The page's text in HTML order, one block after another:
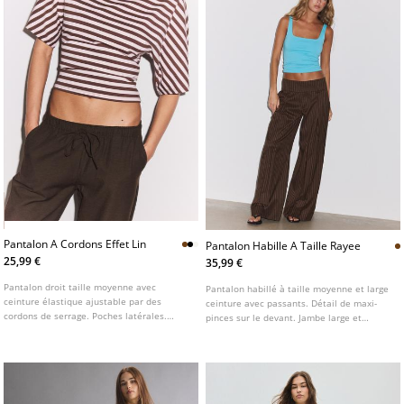
Pantalon A Cordons Effet Lin
25,99 €
Pantalon droit taille moyenne avec
ceinture élastique ajustable par des
cordons de serrage. Poches latérales.
Pantalon Habille A Taille Rayee
35,99 €
Pantalon habillé à taille moyenne et large
ceinture avec passants. Détail de maxi-
pinces sur le devant. Jambe large et
métalliques.